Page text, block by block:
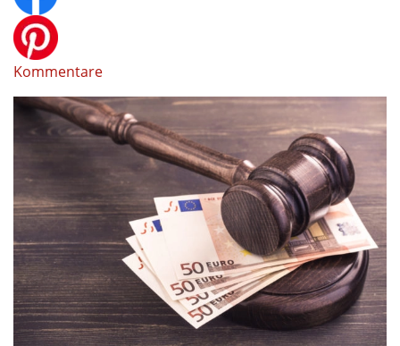
Kommentare